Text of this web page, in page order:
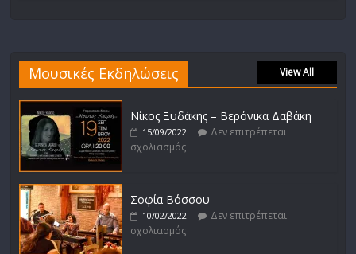
Μουσικές Εκδηλώσεις View All
Νίκος Ξυδάκης – Βερόνικα Δαβάκη
15/09/2022
Δεν επιτρέπεται
σχολιασμός
Σοφία Βόσσου
10/02/2022
Δεν επιτρέπεται
σχολιασμός